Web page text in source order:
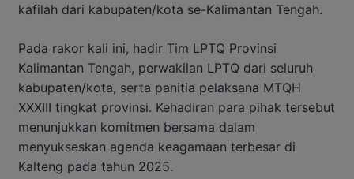
kafilah dari kabupaten/kota se-Kalimantan Tengah.
Pada rakor kali ini, hadir Tim LPTQ Provinsi
Kalimantan Tengah, perwakilan LPTQ dari seluruh
kabupaten/kota, serta panitia pelaksana MTQH
XXXIII tingkat provinsi. Kehadiran para pihak tersebut
menunjukkan komitmen bersama dalam
menyukseskan agenda keagamaan terbesar di
Kalteng pada tahun 2025.